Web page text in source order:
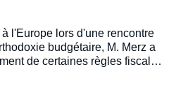
l'Europe lors d'une rencontre
budgétaire, M. Merz a
de certaines règles fiscales